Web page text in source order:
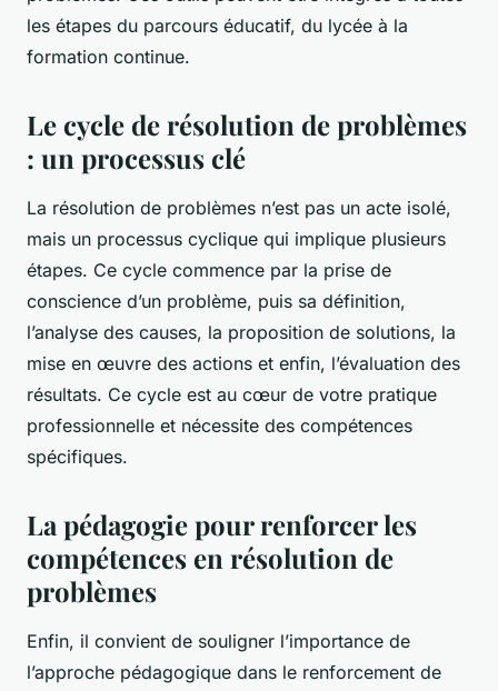
les étapes du parcours éducatif, du lycée à la
formation continue.
Le cycle de résolution de problèmes
: un processus clé
La résolution de problèmes n’est pas un acte isolé,
mais un processus cyclique qui implique plusieurs
étapes. Ce cycle commence par la prise de
conscience d’un problème, puis sa définition,
l’analyse des causes, la proposition de solutions, la
mise en œuvre des actions et enfin, l’évaluation des
résultats. Ce cycle est au cœur de votre pratique
professionnelle et nécessite des compétences
spécifiques.
La pédagogie pour renforcer les
compétences en résolution de
problèmes
Enfin, il convient de souligner l’importance de
l’approche pédagogique dans le renforcement de